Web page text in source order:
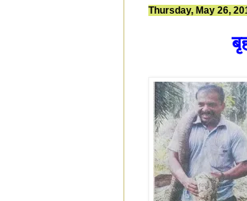
Thursday, May 26,